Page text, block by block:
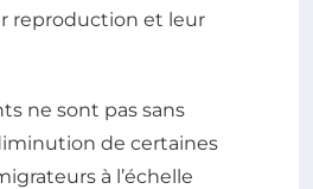
reproduction et leur
ne sont pas sans
de certaines
à l’échelle